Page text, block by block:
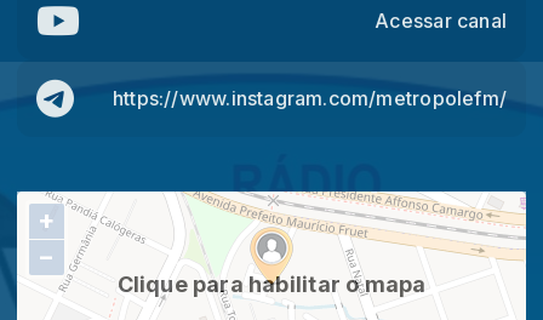
Acessar canal
https://www.instagram.com/metropolefm/
Clique para habilitar o mapa
+
−